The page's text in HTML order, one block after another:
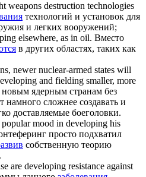
weapons destruction technologies
технологий и установок для
и легких вооружений;
elsewhere, as in oil. Вместо
в других областях, таких как
newer nuclear-armed states will
and fielding smaller, more
ядерным странам без
намного сложнее создавать и
доставляемые боеголовки.
mood in developing his
просто подхватил
собственную теорию
are developing resistance against